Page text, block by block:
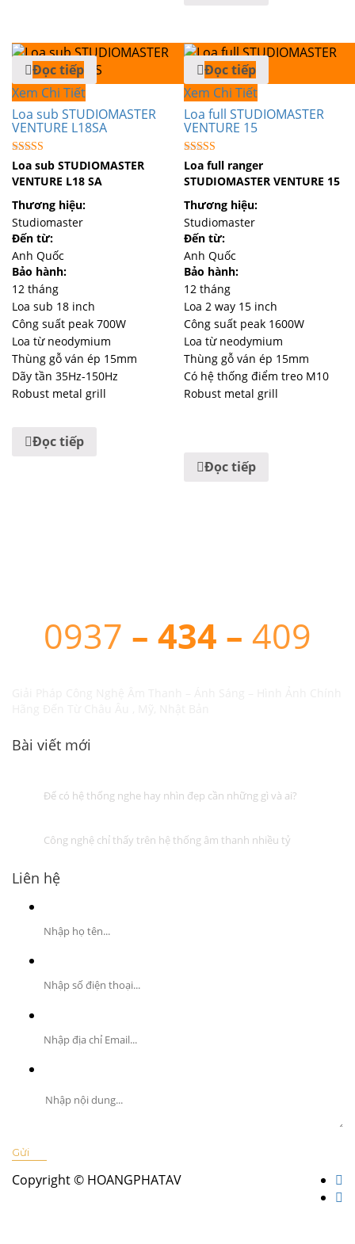
Đọc tiếp
Xem Chi Tiết
Loa sub STUDIOMASTER
VENTURE L18SA
Được xếp
hạng
5.00
Loa sub STUDIOMASTER
VENTURE L18 SA
Thương hiệu:
Studiomaster
Đến từ:
Anh Quốc
Bảo hành:
12 tháng
Loa sub 18 inch
Công suất peak 700W
Loa từ neodymium
Thùng gỗ ván ép 15mm
Dãy tần 35Hz-150Hz
Robust metal grill
Đọc tiếp
Đọc tiếp
Xem Chi Tiết
Loa full STUDIOMASTER
VENTURE 15
Được xếp
hạng
5.00
Loa full ranger
STUDIOMASTER VENTURE 15
Thương hiệu:
Studiomaster
Đến từ:
Anh Quốc
Bảo hành:
12 tháng
Loa 2 way 15 inch
Công suất peak 1600W
Loa từ neodymium
Thùng gỗ ván ép 15mm
Có hệ thống điểm treo M10
Robust metal grill
Đọc tiếp
0937 – 434 – 409
Bài viết mới
Để có hệ thống nghe hay nhìn đẹp cần những gì và ai?
Công nghệ chỉ thấy trên hệ thống âm thanh nhiều tỷ
Liên hệ
Copyright © HOANGPHATAV